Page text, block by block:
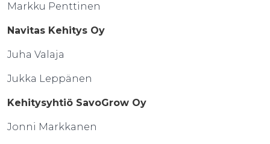
Markku Penttinen
Navitas Kehitys Oy
Juha Valaja
Jukka Leppänen
Kehitysyhtiö SavoGrow Oy
Jonni Markkanen